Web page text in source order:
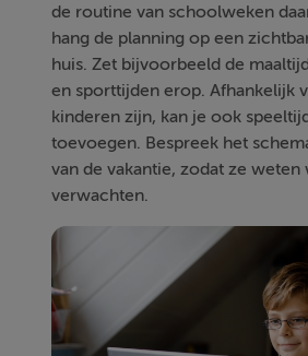
de routine van schoolweken
hang de planning op een
huis. Zet bijvoorbeeld de
en sporttijden erop. Afhankelijk
kinderen zijn, kan je ook
toevoegen. Bespreek het
van de vakantie, zodat ze weten
verwachten.